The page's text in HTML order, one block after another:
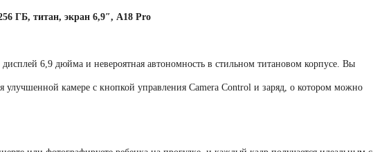
ГБ, титан, экран 6,9″, A18 Pro
6,9 дюйма и невероятная автономность в стильном титановом корпусе.Вы
улучшенной камере с кнопкой управления Camera Control и заряд, о котором можно